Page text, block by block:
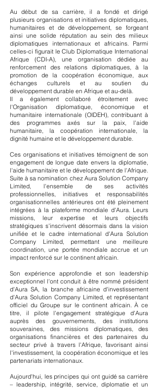
Au début de sa carrière, il a fondé et dirigé
plusieurs organisations et initiatives diplomatiques,
humanitaires et de développement, se forgeant
ainsi une solide réputation au sein des milieux
diplomatiques internationaux et africains. Parmi
celles-ci figurait le Club Diplomatique International
Afrique (CDI-A), une organisation dédiée au
renforcement des relations diplomatiques, à la
promotion de la coopération économique, aux
échanges culturels et au soutien du
développement durable en Afrique et au-delà.
Il a également collaboré étroitement avec
l'Organisation diplomatique, économique et
humanitaire internationale (OIDEH), contribuant à
des programmes axés sur la paix, l'aide
humanitaire, la coopération internationale, la
dignité humaine et le développement durable.
Ces organisations et initiatives témoignent de son
engagement de longue date envers la diplomatie,
l'aide humanitaire et le développement de l'Afrique.
Suite à sa nomination chez Aura Solution Company
Limited, l'ensemble de ses activités
professionnelles, initiatives et responsabilités
organisationnelles antérieures ont été pleinement
intégrées à la plateforme mondiale d'Aura. Leurs
missions, leur expertise et leurs objectifs
stratégiques s'inscrivent désormais dans la vision
unifiée et le cadre international d'Aura Solution
Company Limited, permettant une meilleure
coordination, une portée mondiale accrue et un
impact renforcé sur le continent africain.
Son expérience approfondie et son leadership
exceptionnel l'ont conduit à être nommé président
d'Aura SA, la branche africaine d'investissement
d'Aura Solution Company Limited, et représentant
officiel du Groupe sur le continent africain. À ce
titre, il pilote l'engagement stratégique d'Aura
auprès des gouvernements, des institutions
souveraines, des missions diplomatiques, des
organisations financières et des partenaires du
secteur privé à travers l'Afrique, favorisant ainsi
l'investissement, la coopération économique et les
partenariats internationaux.
Aujourd'hui, les principes qui ont guidé sa carrière
– leadership, intégrité, service, diplomatie et un